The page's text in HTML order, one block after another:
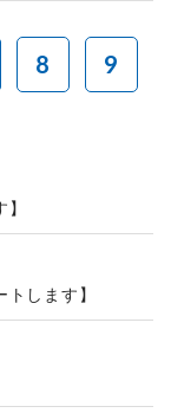
8
9
します】